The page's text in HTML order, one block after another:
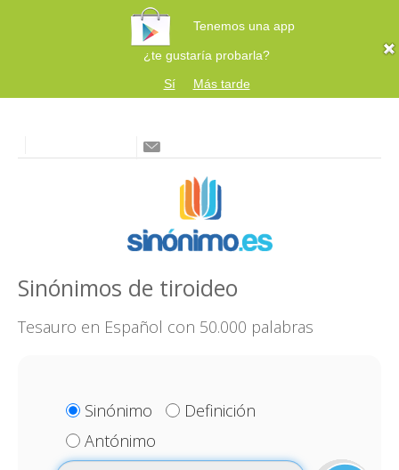
Tenemos una app
¿te gustaría probarla?
Sí
Más tarde
Sinónimos de tiroideo
Tesauro en Español con 50.000 palabras
Sinónimo
Definición
Antónimo